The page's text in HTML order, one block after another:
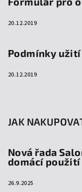
20.12.2019
Podmínky
20.12.2019
JAK
Nová řada
domácí použití
26.9.2025